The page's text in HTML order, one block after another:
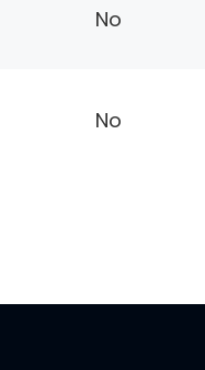
No
No